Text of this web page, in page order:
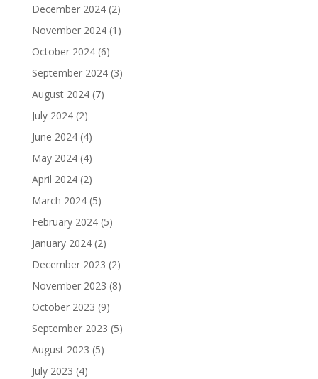
December 2024(2)
November 2024(1)
October 2024(6)
September 2024(3)
August 2024(7)
July 2024(2)
June 2024(4)
May 2024(4)
April 2024(2)
March 2024(5)
February 2024(5)
January 2024(2)
December 2023 (2)
November 2023 (8)
October 2023 (9)
September 2023 (5)
August 2023 (5)
July 2023 (4)